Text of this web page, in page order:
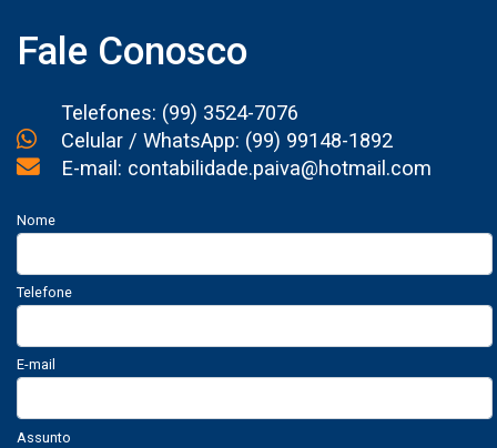
Fale Conosco
Telefones: (99) 3524-7076
Celular / WhatsApp: (99) 99148-1892
E-mail: contabilidade.paiva@hotmail.com
Nome
Telefone
E-mail
Assunto